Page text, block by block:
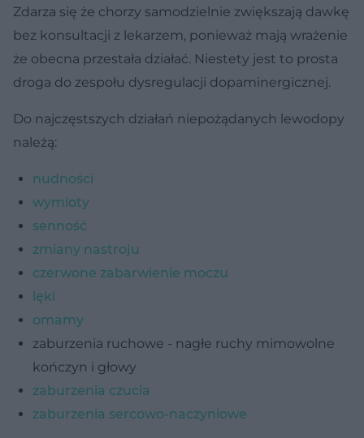
Zdarza się że chorzy samodzielnie zwiększają dawkę
bez konsultacji z lekarzem, ponieważ mają wrażenie
że obecna przestała działać. Niestety jest to prosta
droga do zespołu dysregulacji dopaminergicznej.
Do najczęstszych działań niepożądanych lewodopy
należą:
nudności
wymioty
senność
zmiany nastroju
czerwone zabarwienie moczu
lęki
omamy
zaburzenia ruchowe - nagłe ruchy mimowolne
kończyn i głowy
zaburzenia czucia
zaburzenia sercowo-naczyniowe